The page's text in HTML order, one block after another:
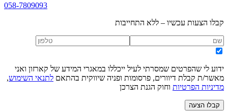
058-7809093
קבלו הצעות עכשיו – ללא התחייבות
ידוע לי שהפרטים שמסרתי לעיל ייכללו במאגרי המידע של קארזון ואני
מאשר/ת קבלת דיוורים, פרסומות ופניה שיווקית בהתאם לתנאי השימוש,
מדיניות הפרטיות וחוק הגנת הצרכן
קבלו הצעה